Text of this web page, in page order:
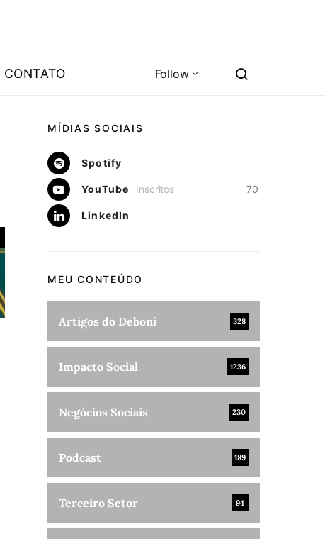
CONTATO Follow
MÍDIAS SOCIAIS
Spotify
YouTube 70
Inscritos
LinkedIn
MEU CONTEÚDO
Artigos do Deboni 328
Impacto Social 1236
Negócios Sociais 230
Podcast 189
Terceiro Setor 94